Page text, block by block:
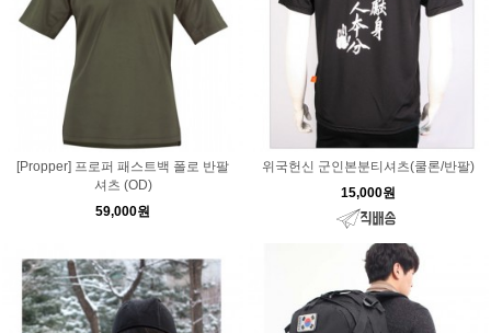
[Propper] 프로퍼 패스트백 폴로 반팔
셔츠 (OD)
59,000원
위국헌신 군인본분티셔츠(쿨론/반팔)
15,000원